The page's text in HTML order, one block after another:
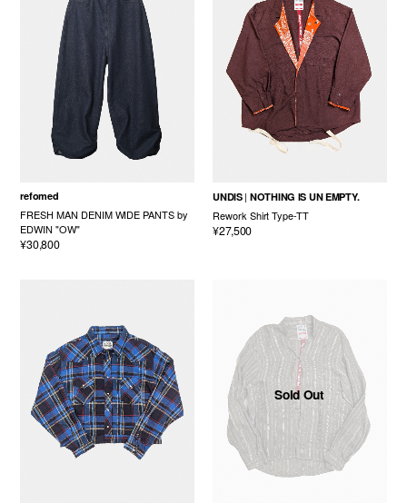
refomed
FRESH MAN DENIM WIDE PANTS by
EDWIN "OW"
¥30,800
UNDIS NOTHING IS UN EMPTY.
Rework Shirt Type-TT
¥27,500
Sold Out